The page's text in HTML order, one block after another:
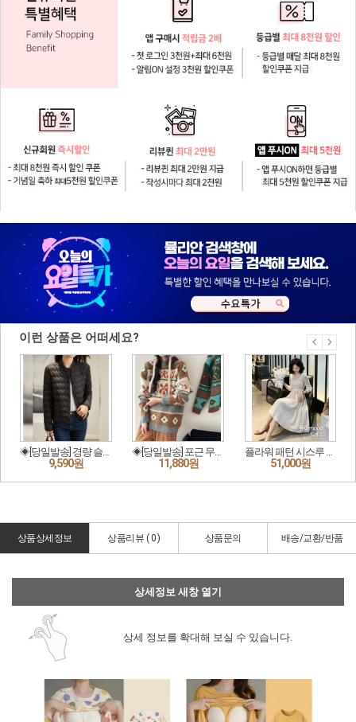
상품상세정보 상품리뷰 (0) 상품문의 배송/교환/반품
상세정보 새창 열기
상세 정보를 확대해 보실 수 있습니다.